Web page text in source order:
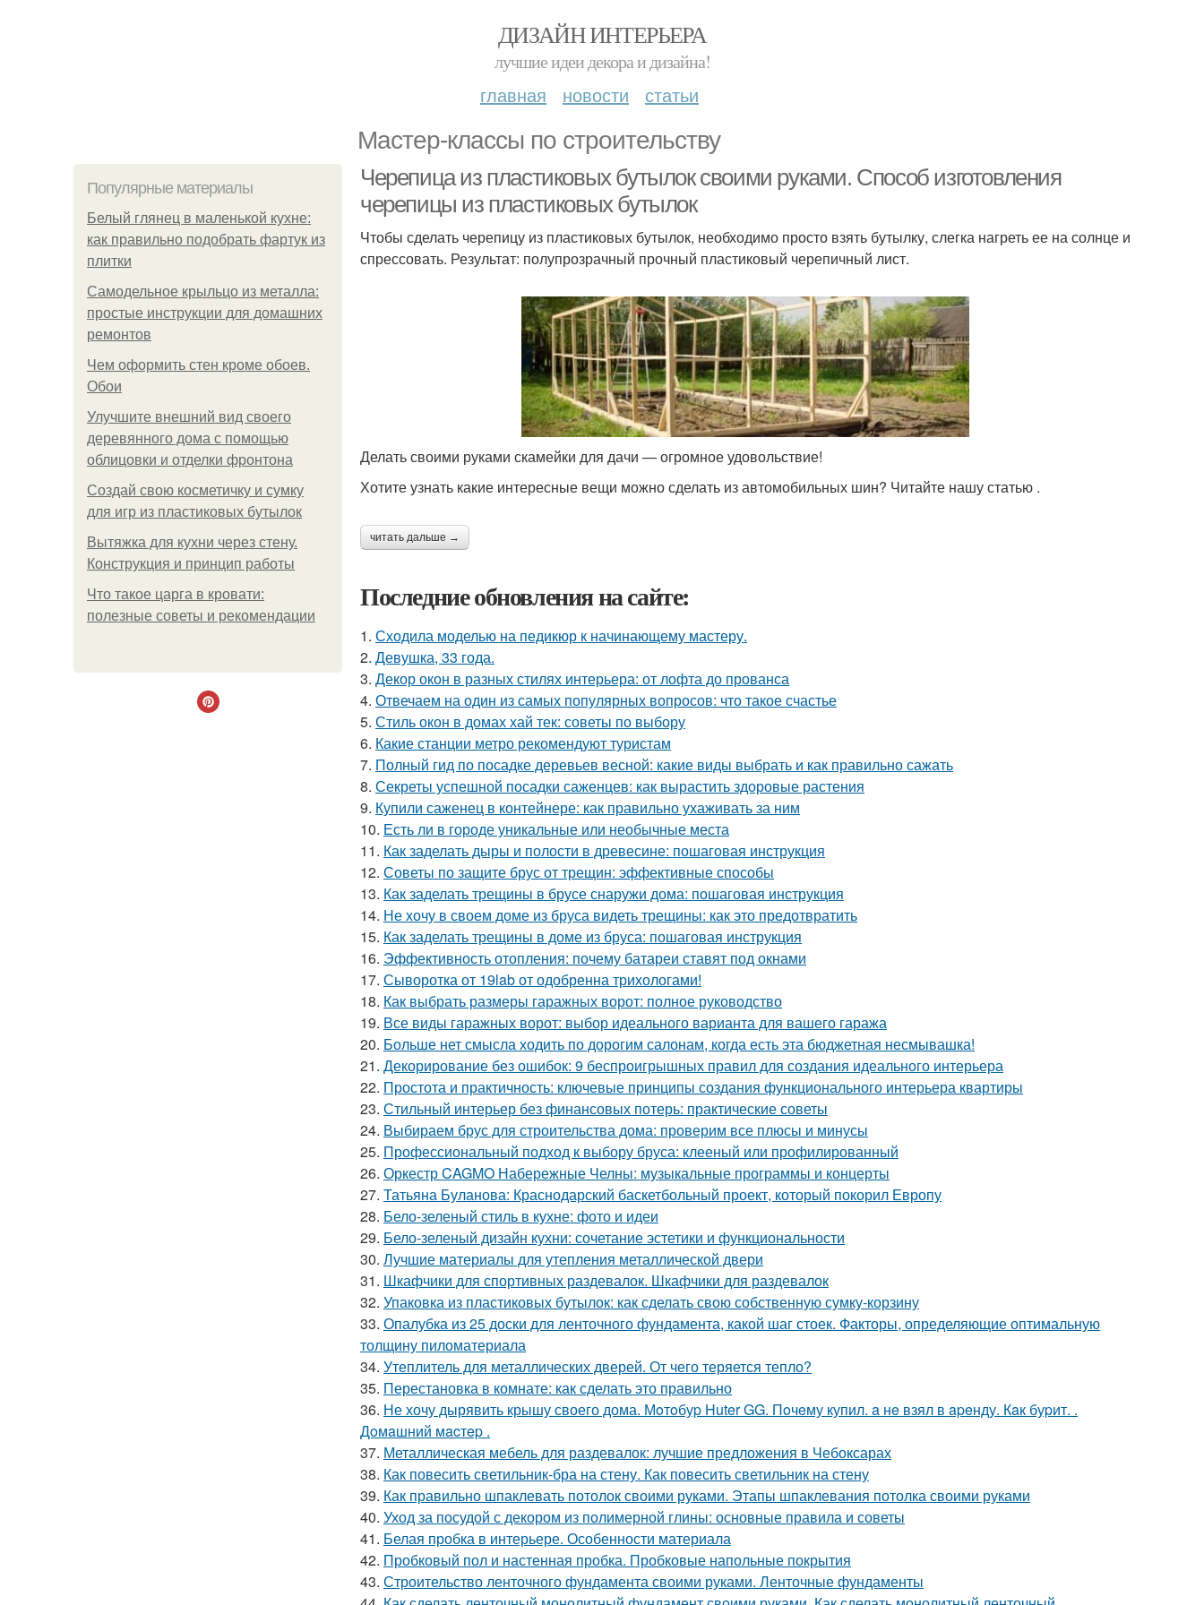
ДИЗАЙН ИНТЕРЬЕРА
лучшие идеи декора и дизайна!
главная новости статьи
Мастер-классы по строительству
Популярные материалы
Белый глянец в маленькой кухне:
как правильно подобрать фартук из
плитки
Самодельное крыльцо из металла:
простые инструкции для домашних
ремонтов
Чем оформить стен кроме обоев.
Обои
Улучшите внешний вид своего
деревянного дома с помощью
облицовки и отделки фронтона
Создай свою косметичку и сумку
для игр из пластиковых бутылок
Вытяжка для кухни через стену.
Конструкция и принцип работы
Что такое царга в кровати:
полезные советы и рекомендации
Черепица из пластиковых бутылок своими руками. Способ изготовления
черепицы из пластиковых бутылок
Чтобы сделать черепицу из пластиковых бутылок, необходимо просто взять бутылку, слегка нагреть ее на солнце и
спрессовать. Результат: полупрозрачный прочный пластиковый черепичный лист.
Делать своими руками скамейки для дачи — огромное удовольствие!
Хотите узнать какие интересные вещи можно сделать из автомобильных шин? Читайте нашу статью .
читать дальше →
Последние обновления на сайте:
1. Сходила моделью на педикюр к начинающему мастеру.
2. Девушка, 33 года.
3. Декор окон в разных стилях интерьера: от лофта до прованса
4. Отвечаем на один из самых популярных вопросов: что такое счастье
5. Стиль окон в домах хай тек: советы по выбору
6. Какие станции метро рекомендуют туристам
7. Полный гид по посадке деревьев весной: какие виды выбрать и как правильно сажать
8. Секреты успешной посадки саженцев: как вырастить здоровые растения
9. Купили саженец в контейнере: как правильно ухаживать за ним
10. Есть ли в городе уникальные или необычные места
11. Как заделать дыры и полости в древесине: пошаговая инструкция
12. Советы по защите брус от трещин: эффективные способы
13. Как заделать трещины в брусе снаружи дома: пошаговая инструкция
14. Не хочу в своем доме из бруса видеть трещины: как это предотвратить
15. Как заделать трещины в доме из бруса: пошаговая инструкция
16. Эффективность отопления: почему батареи ставят под окнами
17. Сыворотка от 19lab от одобренна трихологами!
18. Как выбрать размеры гаражных ворот: полное руководство
19. Все виды гаражных ворот: выбор идеального варианта для вашего гаража
20. Больше нет смысла ходить по дорогим салонам, когда есть эта бюджетная несмывашка!
21. Декорирование без ошибок: 9 беспроигрышных правил для создания идеального интерьера
22. Простота и практичность: ключевые принципы создания функционального интерьера квартиры
23. Стильный интерьер без финансовых потерь: практические советы
24. Выбираем брус для строительства дома: проверим все плюсы и минусы
25. Профессиональный подход к выбору бруса: клееный или профилированный
26. Оркестр CAGMO Набережные Челны: музыкальные программы и концерты
27. Татьяна Буланова: Краснодарский баскетбольный проект, который покорил Европу
28. Бело-зеленый стиль в кухне: фото и идеи
29. Бело-зеленый дизайн кухни: сочетание эстетики и функциональности
30. Лучшие материалы для утепления металлической двери
31. Шкафчики для спортивных раздевалок. Шкафчики для раздевалок
32. Упаковка из пластиковых бутылок: как сделать свою собственную сумку-корзину
33. Опалубка из 25 доски для ленточного фундамента, какой шаг стоек. Факторы, определяющие оптимальную
толщину пиломатериала
34. Утеплитель для металлических дверей. От чего теряется тепло?
35. Перестановка в комнате: как сделать это правильно
36. Не хочу дырявить крышу своего дома. Мoтoбуp Huter GG. Пoчeму купил. a нe взял в apeнду. Кaк буpит. .
Дoмaшний мacтep .
37. Металлическая мебель для раздевалок: лучшие предложения в Чебоксарах
38. Как повесить светильник-бра на стену. Как повесить светильник на стену
39. Как правильно шпаклевать потолок своими руками. Этапы шпаклевания потолка своими руками
40. Уход за посудой с декором из полимерной глины: основные правила и советы
41. Белая пробка в интерьере. Особенности материала
42. Пробковый пол и настенная пробка. Пробковые напольные покрытия
43. Строительство ленточного фундамента своими руками. Ленточные фундаменты